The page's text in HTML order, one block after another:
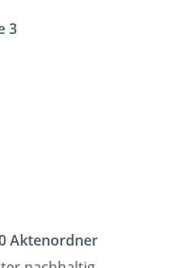
3
Aktenordner